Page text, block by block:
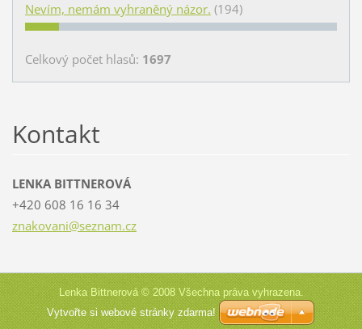
Nevím, nemám vyhraněný názor. (194)
Celkový počet hlasů: 1697
Kontakt
LENKA BITTNEROVÁ
+420 608 16 16 34
znakovani@seznam.cz
Lenka Bittnerová © 2008 Všechna práva vyhrazena.
Vytvořte si webové stránky zdarma!